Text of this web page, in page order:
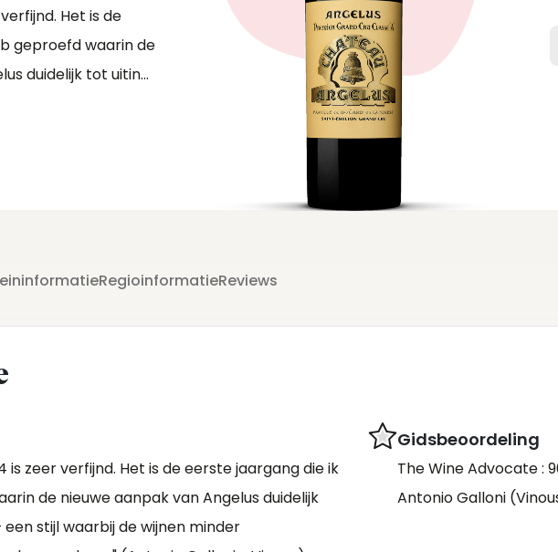
Het is de
geproefd waarin de
duidelijk tot uiting
wijnen minder
RegioinformatieReviews
is zeer verfijnd. Het is de eerste jaargang die ik
de nieuwe aanpak van Angelus duidelijk
stijl waarbij de wijnen minder
Gidsbeoordeling
The Wine Advocate :
Antonio Galloni